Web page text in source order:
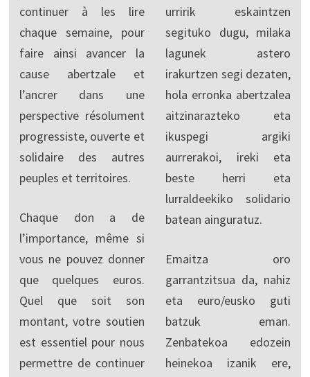
continuer à les lire
chaque semaine, pour
faire ainsi avancer la
cause abertzale et
l’ancrer dans une
perspective résolument
progressiste, ouverte et
solidaire des autres
peuples et territoires.
Chaque don a de
l’importance, même si
vous ne pouvez donner
que quelques euros.
Quel que soit son
montant, votre soutien
est essentiel pour nous
permettre de continuer
urririk eskaintzen
segituko dugu, milaka
lagunek astero
irakurtzen segi dezaten,
hola erronka abertzalea
aitzinarazteko eta
ikuspegi argiki
aurrerakoi, ireki eta
beste herri eta
lurraldeekiko solidario
batean ainguratuz.
Emaitza oro
garrantzitsua da, nahiz
eta euro/eusko guti
batzuk eman.
Zenbatekoa edozein
heinekoa izanik ere,